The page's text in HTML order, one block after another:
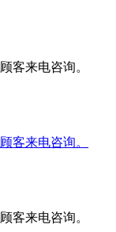
客来电咨询。
客来电咨询。
客来电咨询。